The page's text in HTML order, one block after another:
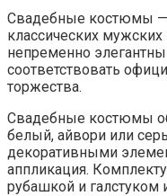
Свадебные костюмы —
классических
непременно
соответствовать
торжества.
Свадебные костюмы
белый, айвори или
декоративными
аппликация.
рубашкой и галстуком